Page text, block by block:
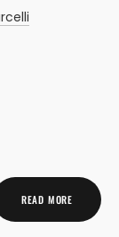
READ MORE